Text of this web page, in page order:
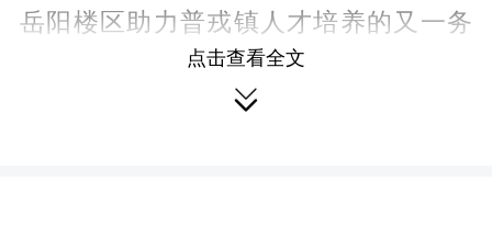
岳阳楼区助力普戎镇人才培养的又一务
实举措，旨在为基层干部“充电赋能”，共
同谱写乡村全面振兴的新篇章。
点击查看全文
